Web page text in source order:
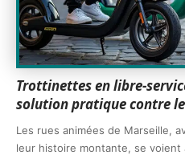
Trottinettes en libre-
solution pratique contre
Les rues animées de Marseille,
leur histoire montante, se voient